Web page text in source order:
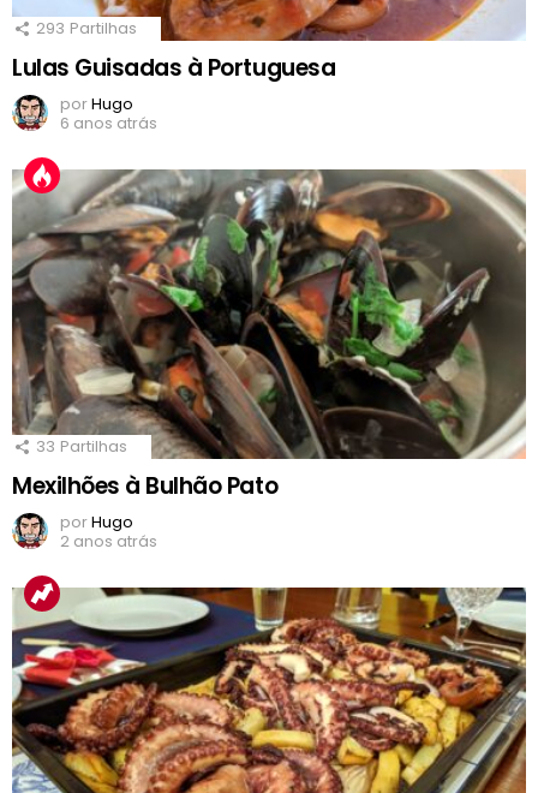
293 Partilhas
Lulas Guisadas à Portuguesa
porHugo
6 anos atrás
33 Partilhas
Mexilhões à Bulhão Pato
porHugo
2 anos atrás